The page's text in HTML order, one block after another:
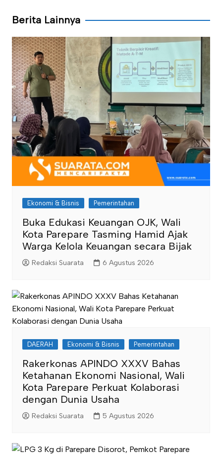
Berita Lainnya
Ekonomi & Bisnis Pemerintahan
Buka Edukasi Keuangan OJK, Wali
Kota Parepare Tasming Hamid Ajak
Warga Kelola Keuangan secara Bijak
Redaksi Suarata 6 Agustus 2026
DAERAH Ekonomi & Bisnis Pemerintahan
Rakerkonas APINDO XXXV Bahas
Ketahanan Ekonomi Nasional, Wali
Kota Parepare Perkuat Kolaborasi
dengan Dunia Usaha
Redaksi Suarata 5 Agustus 2026